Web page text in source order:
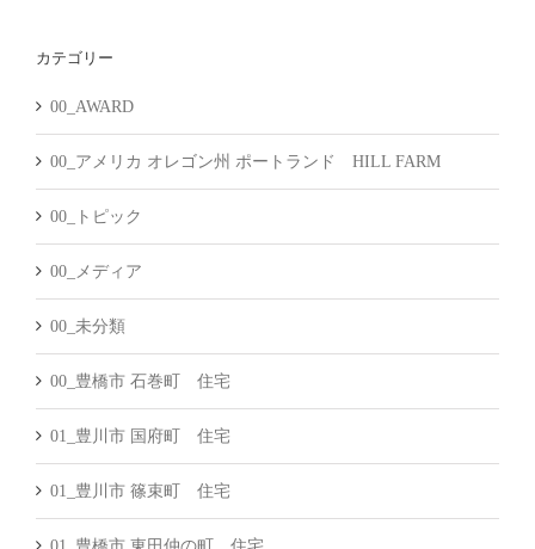
イ
カテゴリー
00_AWARD
00_アメリカ オレゴン州 ポートランド HILL FARM
00_トピック
00_メディア
00_未分類
00_豊橋市 石巻町 住宅
01_豊川市 国府町 住宅
01_豊川市 篠束町 住宅